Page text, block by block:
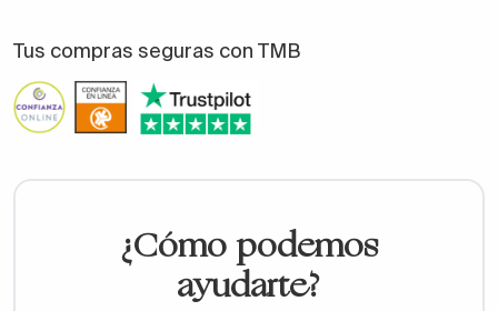
Tus compras seguras con TMB
¿Cómo podemos
ayudarte?